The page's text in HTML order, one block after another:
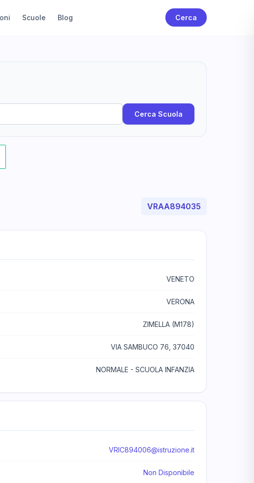
Scuole Blog Cerca
Cerca Scuola
VRAA894035
VENETO
VERONA
ZIMELLA (M178)
VIA SAMBUCO 76, 37040
NORMALE - SCUOLA INFANZIA
VRIC894006@istruzione.it
Non Disponibile